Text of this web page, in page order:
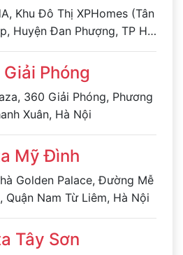
Khu Đô Thị XPHomes (Tân
Huyện Đan Phượng, TP Hà
Nội
Phóng
360 Giải Phóng, Phương
Xuân, Hà Nội
Mỹ Đình
Golden Palace, Đường Mễ
Quận Nam Từ Liêm, Hà Nội
Tây Sơn